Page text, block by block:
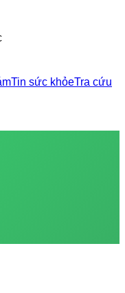
Tin sức khỏeTra cứu